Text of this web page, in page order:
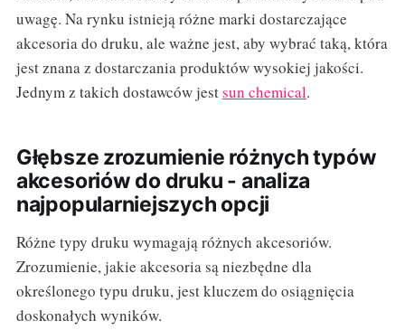
uwagę. Na rynku istnieją różne marki dostarczające
akcesoria do druku, ale ważne jest, aby wybrać taką, która
jest znana z dostarczania produktów wysokiej jakości.
Jednym z takich dostawców jestsun chemical.
Głębsze zrozumienie różnych typów
akcesoriów do druku - analiza
najpopularniejszych opcji
Różne typy druku wymagają różnych akcesoriów.
Zrozumienie, jakie akcesoria są niezbędne dla
określonego typu druku, jest kluczem do osiągnięcia
doskonałych wyników.